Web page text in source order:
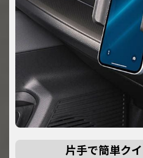
片手で簡単ク